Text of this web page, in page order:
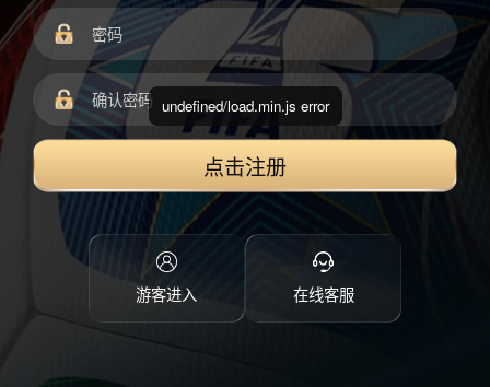
点击注册
游客进入 在线客服
undefined/load.min.js error